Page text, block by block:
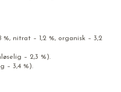
nitrat – 1,2 %, organisk – 3,2
– 2,3 %).
– 3,4 %).